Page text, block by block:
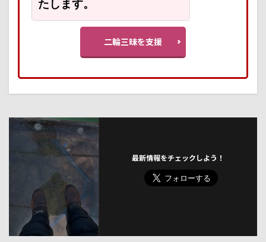
たします。
二輪三昧を支援
最新情報をチェックしよう！